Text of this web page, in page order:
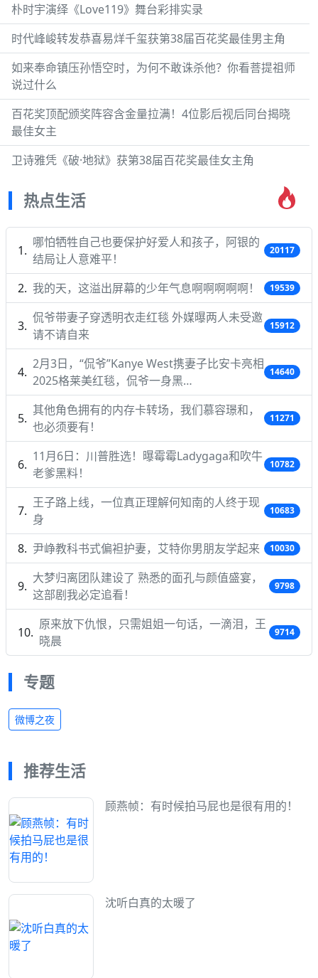
朴时宇演绎《Love119》舞台彩排实录
时代峰峻转发恭喜易烊千玺获第38届百花奖最佳男主角
如来奉命镇压孙悟空时，为何不敢诛杀他？你看菩提祖师
说过什么
百花奖顶配颁奖阵容含金量拉满！4位影后视后同台揭晓
最佳女主
卫诗雅凭《破·地狱》获第38届百花奖最佳女主角
热点生活
哪怕牺牲自己也要保护好爱人和孩子，阿银的
结局让人意难平！
20117
我的天，这溢出屏幕的少年气息啊啊啊啊啊！ 19539
侃爷带妻子穿透明衣走红毯 外媒曝两人未受邀
请不请自来
15912
2月3日，“侃爷”Kanye West携妻子比安卡亮相
2025格莱美红毯，侃爷一身黑…
14640
其他角色拥有的内存卡转场，我们慕容璟和，
也必须要有！
11271
11月6日：川普胜选！曝霉霉Ladygaga和吹牛
老爹黑料！
10782
王子路上线，一位真正理解何知南的人终于现
身
10683
尹峥教科书式偏袒护妻，艾特你男朋友学起来 10030
大梦归离团队建设了 熟悉的面孔与颜值盛宴，
这部剧我必定追看！
9798
原来放下仇恨，只需姐姐一句话，一滴泪，王
晓晨
9714
专题
微博之夜
推荐生活
顾燕帧：有时候拍马屁也是很有用的！
沈听白真的太暖了